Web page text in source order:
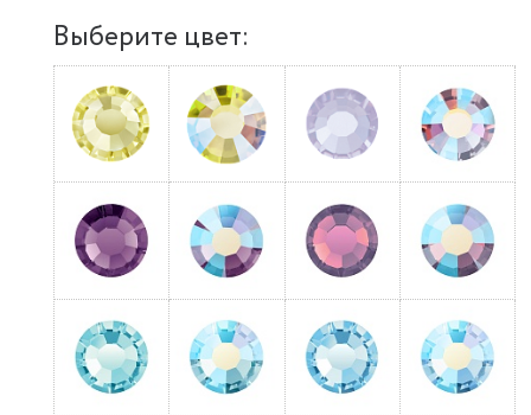
Выберите цвет: